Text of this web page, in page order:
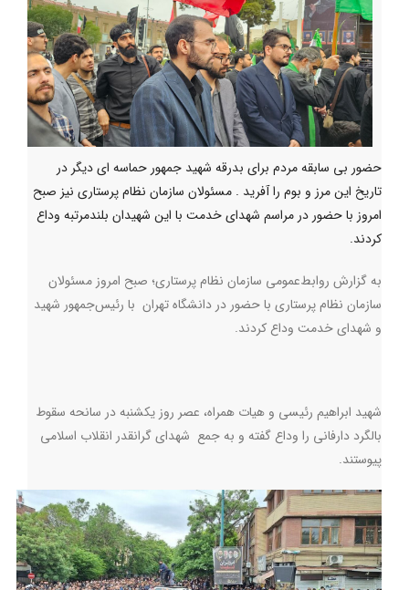
حضور بی سابقه مردم برای بدرقه شهید جمهور حماسه ای دیگر در
تاریخ این مرز و بوم را آفرید . مسئولان سازمان نظام پرستاری نیز صبح
امروز با حضور در مراسم شهدای خدمت با این شهیدان بلندمرتبه وداع
کردند.
به گزارش روابط‌عمومی سازمان نظام پرستاری؛ صبح امروز مسئولان
سازمان نظام پرستاری با حضور در دانشگاه تهران با رئیس‌جمهور شهید
و شهدای خدمت وداع کردند.
شهید ابراهیم رئیسی و هیات همراه، عصر روز یکشنبه در سانحه سقوط
بالگرد دارفانی را وداع گفته و‌ به جمع شهدای گرانقدر انقلاب اسلامی
پيوستند.